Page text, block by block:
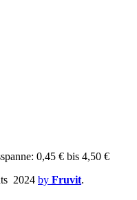
0,45 € bis 4,50 €
2024 by Fruvit.